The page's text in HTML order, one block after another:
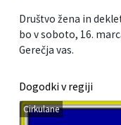
Društvo žena in
bo v soboto, 16.
Gerečja vas.
Dogodki v regiji
Cirkulane
Napovedniki SIP TV